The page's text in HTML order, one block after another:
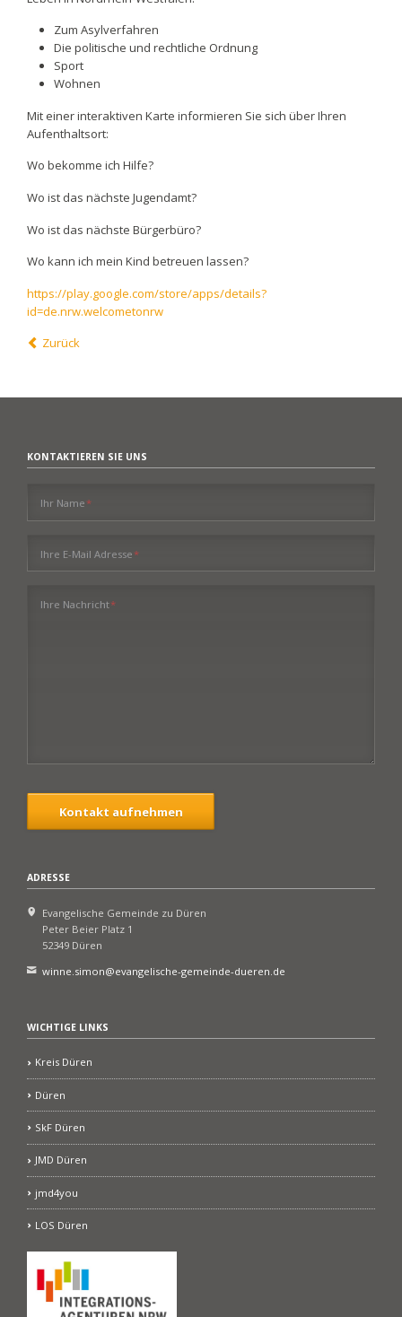
Zum Asylverfahren
Die politische und rechtliche Ordnung
Sport
Wohnen
Mit einerinteraktiven Karte informieren Sie sich über Ihren
Aufenthaltsort:
Wo bekomme ich Hilfe?
Wo ist das nächste Jugendamt?
Wo ist das nächste Bürgerbüro?
Wo kann ich mein Kind betreuen lassen?
https://play.google.com/store/apps/details?
id=de.nrw.welcometonrw
Zurück
KONTAKTIEREN SIE UNS
Pflichtfeld
Ihr Name*
Pflichtfeld
Ihre E-Mail Adresse*
Pflichtfeld
Ihre Nachricht*
Kontakt aufnehmen
ADRESSE
Evangelische Gemeinde zu Düren
Peter Beier Platz 1
52349 Düren
winne.simon@evangelische-gemeinde-dueren.de
WICHTIGE LINKS
Kreis Düren
Düren
SkF Düren
JMD Düren
jmd4you
LOS Düren